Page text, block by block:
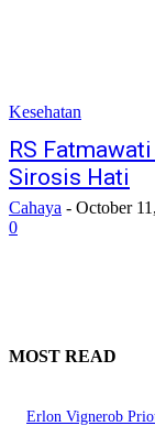
Kesehatan
RS
Sirosis Hati
Cahaya - October
0
MOST READ
Erlon Vignerob